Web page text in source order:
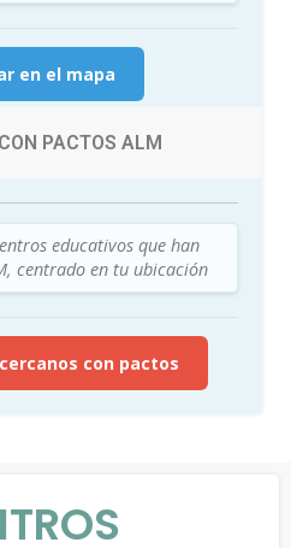
en el mapa
PACTOS ALM
educativos que han
centrado en tu ubicación
con pactos